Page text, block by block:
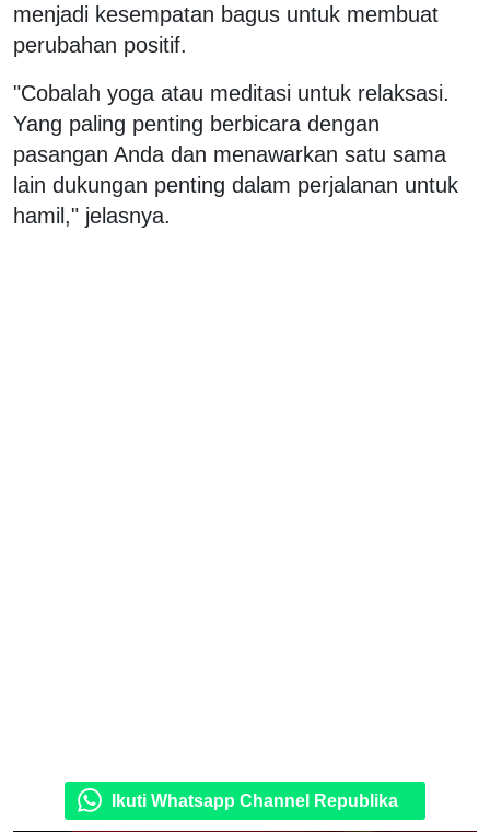
menjadi kesempatan bagus untuk membuat
perubahan positif.
"Cobalah yoga atau meditasi untuk relaksasi.
Yang paling penting berbicara dengan
pasangan Anda dan menawarkan satu sama
lain dukungan penting dalam perjalanan untuk
hamil," jelasnya.
Ikuti Whatsapp Channel Republika